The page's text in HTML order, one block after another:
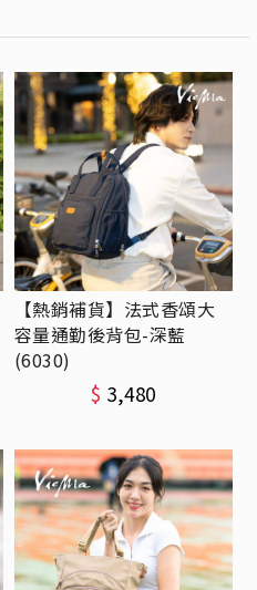
【熱銷補貨】法式香頌大
容量通勤後背包-深藍
(6030)
$ 3,480